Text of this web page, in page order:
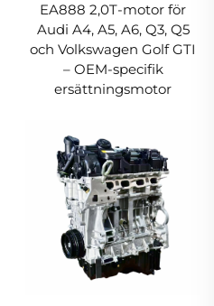
EA888 2,0T-motor för
Audi A4, A5, A6, Q3, Q5
och Volkswagen Golf GTI
– OEM-specifik
ersättningsmotor